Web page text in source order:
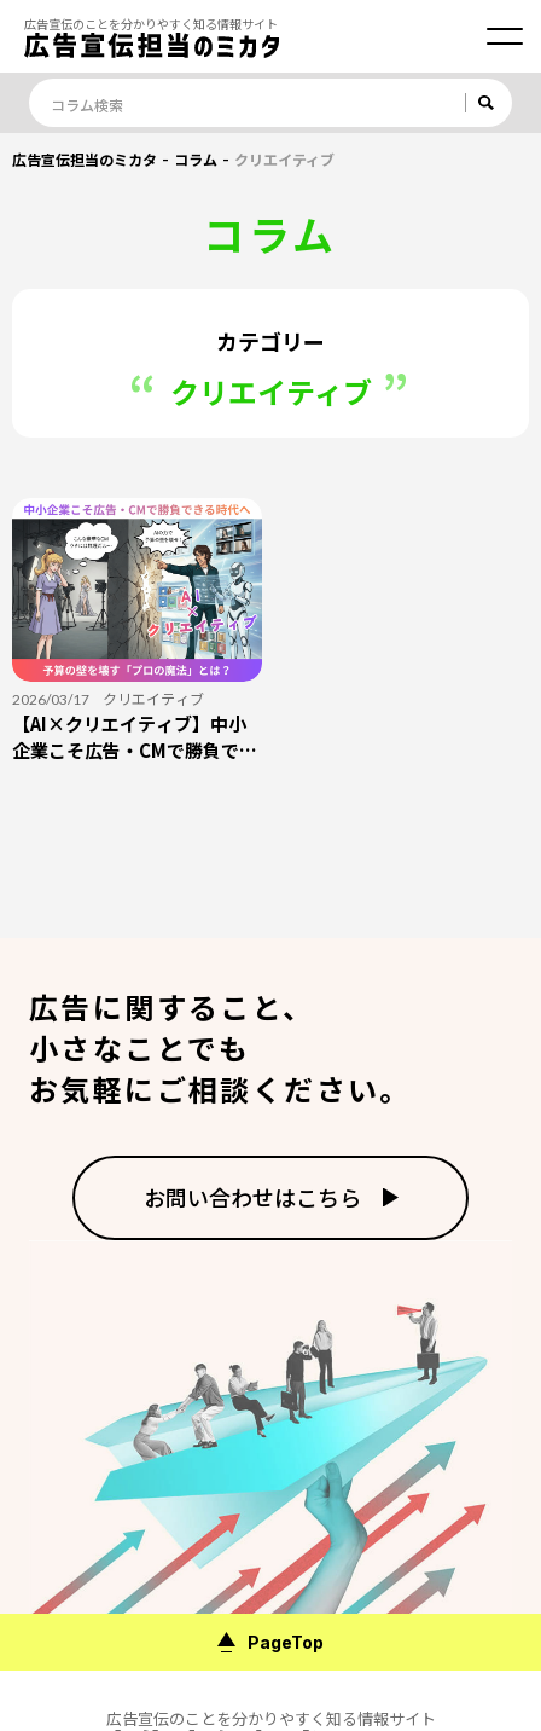
広告宣伝のことを分かりやすく知る情報サイト
広告宣伝担当のミカタ - コラム - クリエイティブ
コラム
カテゴリー
クリエイティブ
2026/03/17 クリエイティブ
【AI×クリエイティブ】中小
企業こそ広告・CMで勝負でき
広告に関すること、
小さなことでも
お気軽にご相談ください。
お問い合わせはこちら
PageTop
広告宣伝のことを分かりやすく知る情報サイト